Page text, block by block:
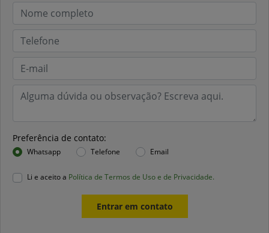
Preferência de contato:
Whatsapp Telefone Email
Li e aceito a Política de Termos de Uso e de Privacidade.
Entrar em contato